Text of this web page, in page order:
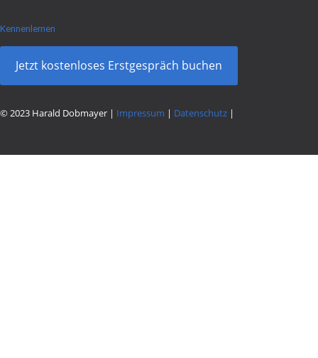
Kennenlernen
Jetzt kostenloses Erstgespräch buchen
© 2023 Harald Dobmayer | Impressum | Datenschutz |